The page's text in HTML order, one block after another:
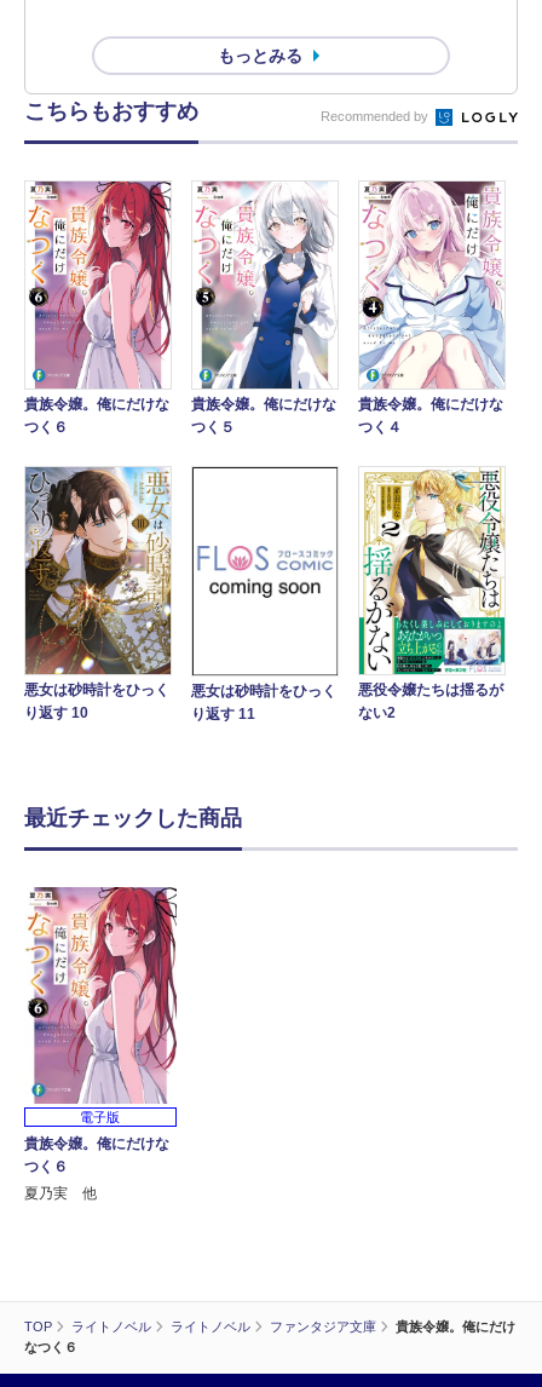
TOP ライトノベル ライトノベル ファンタジア文庫
貴族令嬢。俺にだけ
なつく６
もっとみる
こちらもおすすめ Recommended by
貴族令嬢。俺にだけな
つく６
貴族令嬢。俺にだけな
つく５
貴族令嬢。俺にだけな
つく４
悪女は砂時計をひっく
り返す 10
悪女は砂時計をひっく
り返す 11
悪役令嬢たちは揺るが
ない2
最近チェックした商品
電子版
貴族令嬢。俺にだけな
つく６
夏乃実 他